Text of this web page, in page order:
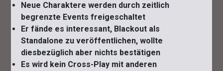
Neue Charaktere werden durch zeitlich
begrenzte Events freigeschaltet
Er fände es interessant, Blackout als
Standalone zu veröffentlichen, wollte
diesbezüglich aber nichts bestätigen
Es wird kein Cross-Play mit anderen